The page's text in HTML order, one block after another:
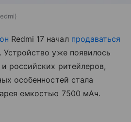
Redmi 17 начал продаваться
Устройство уже появилось
российских ритейлеров,
особенностей стала
емкостью 7500 мАч.